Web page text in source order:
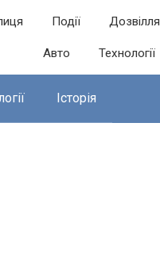
Події Дозвілля
Авто Технології
Історія